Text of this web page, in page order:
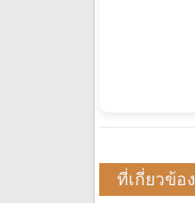
ที่เกี่ยวข้อง